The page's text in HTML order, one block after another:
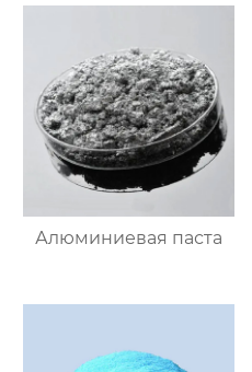
Алюминиевая паста